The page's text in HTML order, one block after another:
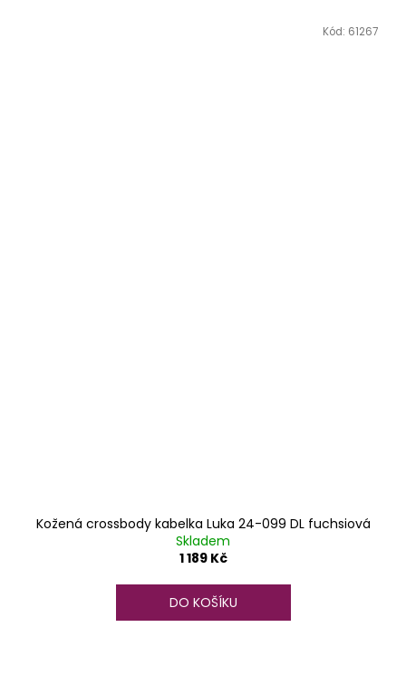
Kožená crossbody kabelka Luka 24-099 DL fuchsiová
Skladem
1 189 Kč
DO KOŠÍKU
Kód: 61267